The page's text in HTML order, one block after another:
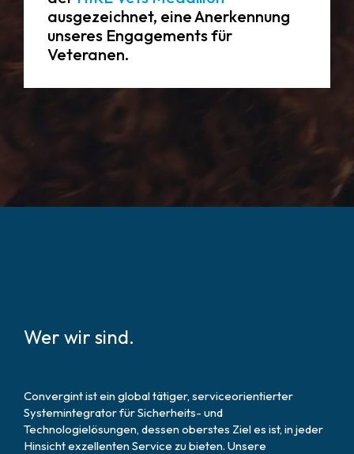
ausgezeichnet, eine Anerkennung
unseres Engagements für
Veteranen.
Wer wir sind.
Convergint ist ein global tätiger, serviceorientierter
Systemintegrator für Sicherheits- und
Technologielösungen, dessen oberstes Ziel es ist, in jeder
Hinsicht exzellenten Service zu bieten. Unsere